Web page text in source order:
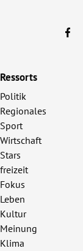
Ressorts
Politik
Regionales
Sport
Wirtschaft
Stars
freizeit
Fokus
Leben
Kultur
Meinung
Klima